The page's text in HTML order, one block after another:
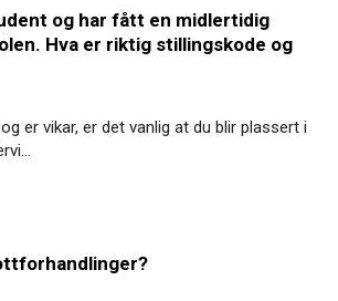
og har fått en midlertidig
Hva er riktig stillingskode og
er vikar, er det vanlig at du blir plassert i